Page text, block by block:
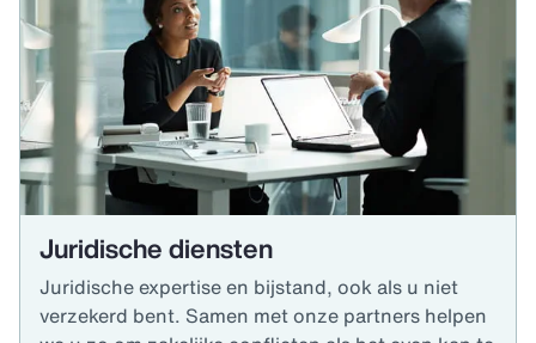
Juridische diensten
Juridische expertise en bijstand, ook als u niet
verzekerd bent. Samen met onze partners helpen